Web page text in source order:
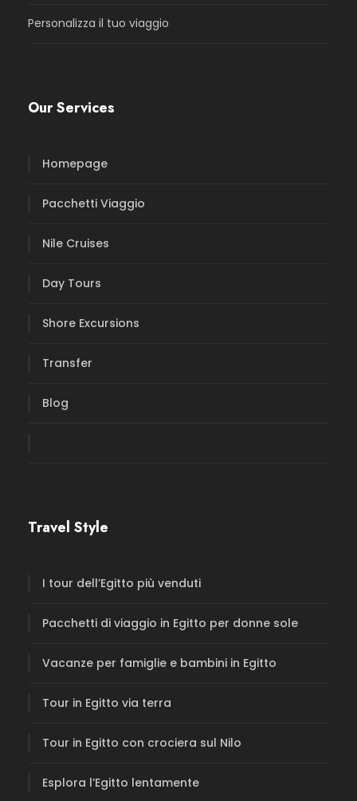
Personalizza il tuo viaggio
Our Services
Homepage
Pacchetti Viaggio
Nile Cruises
Day Tours
Shore Excursions
Transfer
Blog
Travel Style
I tour dell’Egitto più venduti
Pacchetti di viaggio in Egitto per donne sole
Vacanze per famiglie e bambini in Egitto
Tour in Egitto via terra
Tour in Egitto con crociera sul Nilo
Esplora l’Egitto lentamente